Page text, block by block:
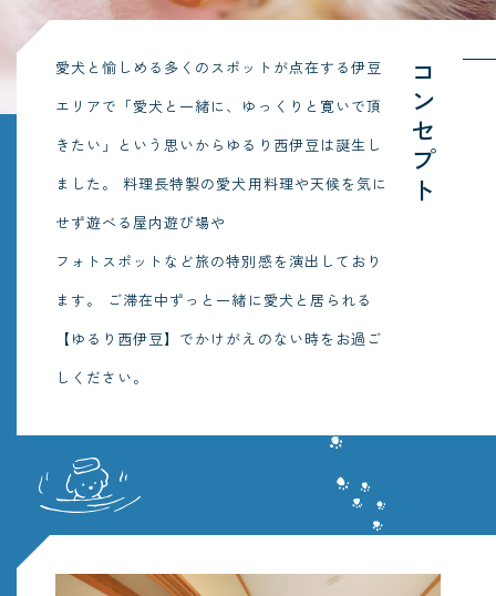
コンセプト
愛犬と愉しめる多くのスポットが点在する伊豆
エリアで「愛犬と一緒に、ゆっくりと寛いで頂
きたい」という思いからゆるり西伊豆は誕生し
ました。
料理長特製の愛犬用料理や天候を気に
せず遊べる屋内遊び場や
フォトスポットなど旅の特別感を演出しており
ます。
ご滞在中ずっと一緒に愛犬と居られる
【ゆるり西伊豆】でかけがえのない時をお過ご
しください。